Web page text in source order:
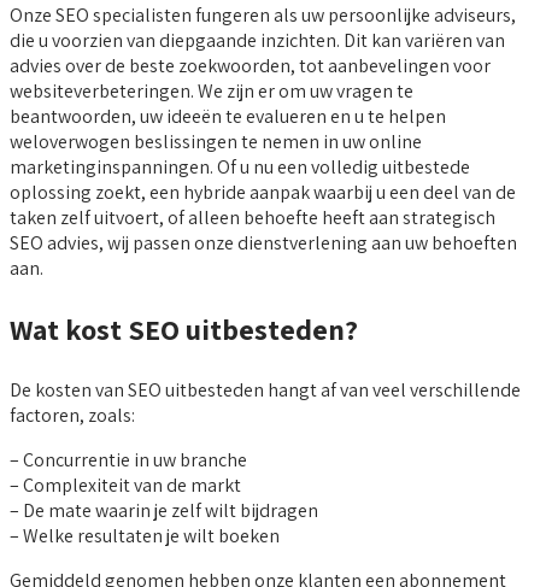
Onze SEO specialisten fungeren als uw persoonlijke adviseurs,
die u voorzien van diepgaande inzichten. Dit kan variëren van
advies over de beste zoekwoorden, tot aanbevelingen voor
websiteverbeteringen. We zijn er om uw vragen te
beantwoorden, uw ideeën te evalueren en u te helpen
weloverwogen beslissingen te nemen in uw online
marketinginspanningen. Of u nu een volledig uitbestede
oplossing zoekt, een hybride aanpak waarbij u een deel van de
taken zelf uitvoert, of alleen behoefte heeft aan strategisch
SEO advies, wij passen onze dienstverlening aan uw behoeften
aan.
Wat kost SEO uitbesteden?
De kosten van SEO uitbesteden hangt af van veel verschillende
factoren, zoals:
– Concurrentie in uw branche
– Complexiteit van de markt
– De mate waarin je zelf wilt bijdragen
– Welke resultaten je wilt boeken
Gemiddeld genomen hebben onze klanten een abonnement